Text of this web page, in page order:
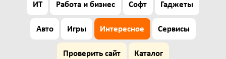
ИТ Работа и бизнес Софт Гаджеты
Авто Игры Интересное Сервисы
Проверить сайт Каталог